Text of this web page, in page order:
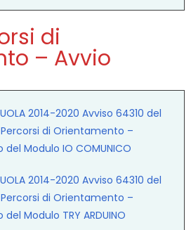
di
– Avvio
2014-2020 Avviso 64310 del
di Orientamento –
Modulo IO COMUNICO
2014-2020 Avviso 64310 del
di Orientamento –
Modulo TRY ARDUINO